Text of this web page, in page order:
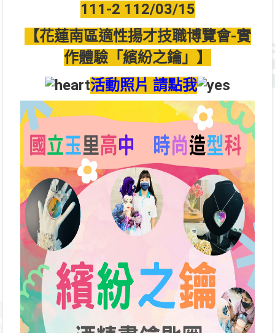
111-2 112/03/15
【花蓮南區適性揚才技職博覽會-實
作體驗「繽紛之鑰」】
活動照片 請點我